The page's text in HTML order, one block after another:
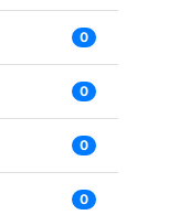
0
0
0
0